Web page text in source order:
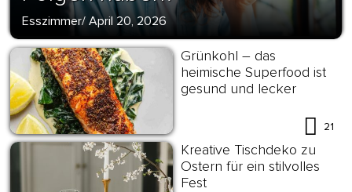
Esszimmer/ April 20, 2026
Grünkohl – das
heimische Superfood ist
gesund und lecker
21
Kreative Tischdeko zu
Ostern für ein stilvolles
Fest